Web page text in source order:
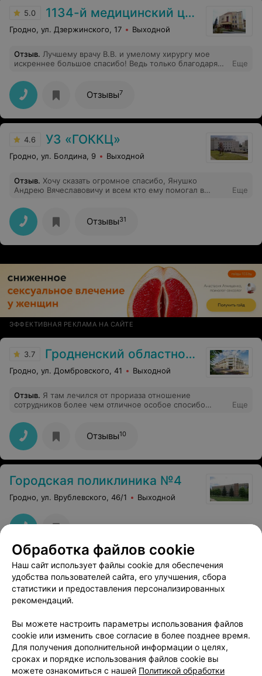
5.0 1134-й медицинский центр ВС РБ
Гродно, ул. Дзержинского, 17 Выходной
Отзыв. Лучшему врачу В.В. и умелому хирургу мое
искреннее большое спасибо! Ведь только благодаря
выздоровлению. Ваши компетенция,
профессиональность и любовь к своему делу
восхищают. Побольше бы таких выдающихся и
одаренных врачей, как Вы. Пусть судьба всегда
благоволит к Вам, ведь доброе сердце, неподдельное
Еще
Отзывы7
4.6 УЗ «ГОККЦ»
Гродно, ул. Болдина, 9 Выходной
Отзыв. Хочу сказать огромное спасибо, Янушко
Андрею Вячеславовичу и всем кто ему помогал в
Благодаря им мой сын жив хотя предстоит долгое
лечение. Но с этим мы должны справиться.Спасибо
огромное кардиохирургии и всем врачам.
Еще
Отзывы31
ЭФФЕКТИВНАЯ РЕКЛАМА НА САЙТЕ
3.7 Гродненский областной кожно-венерологический диспансер
Гродно, ул. Домбровского, 41 Выходной
Отзыв. Я там лечился от прориаза отношение
сотрудников более чем отличное особое спосибо
Еще
Отзывы10
Городская поликлиника №4
Гродно, ул. Врублевского, 46/1 Выходной
Областной диспансер спортивной медицины
Гродно, ул. Горького, 18 Выходной
Обработка файлов cookie
Наш сайт использует файлы cookie для обеспечения
удобства пользователей сайта, его улучшения, сбора
статистики и предоставления персонализированных
рекомендаций.
Вы можете настроить параметры использования файлов
cookie или изменить свое согласие в более позднее время.
Для получения дополнительной информации о целях,
сроках и порядке использования файлов cookie вы
можете ознакомиться с нашей Политикой обработки